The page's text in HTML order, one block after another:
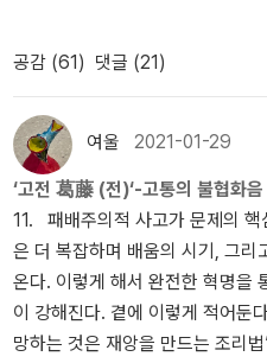
습 때문에 개인의 젠더는 대개 널
에 성적 신호를 신체에 재배정하
부이다. 그 신호는 뒤쪽에서 앞쪽
관심을 받기에 적절한 장소로 이
등의 성적신호는 어쩌면 직립보
프란 스 발의 책은 세번째다. 역시
재확인하고 젠데에 관한 새로운
던 내용이 많아서 2번으로 나눠야
정 부분에서 인간보다 뛰어난 인
개 이상 숨겨 놓는다. 그리고 겨울
적으로 재밌게 봤다. 신기하고 놀
않았다. 애니메이션이나 영화 등
는 것을 너무 많이 봐서 일까? 침팬지의 정치와 권력 투쟁, 권모술
수를 다룬 저자의 다른 책 <침팬
고 <군주론>도 이런 침팬지의 마
움이 되는 책이라 읽어보고 싶다.
니다.참고로, 김기영 선생이 을유
<오이디푸스 왕 외> <메데이아>
고하시길 바랍니다. 로버트 페이건이라는 학자가 영역한 penguin cl
assic 판 소포클레스의 <The
만, 앞에 해설도 충실하여 같이 읽
극을 읽기의 끝판왕은 아리스토텔
아리스토텔레스가 제시한 분석틀
좋은 독서가 될 것입니다. 니체는
체의 중요한 문제의식이 집약된 <
트도 아니며 한 차원 깊은 비극 공
뒤로...2. 아리스토텔레스 <시학>
침하는 실험들과 사건 보도를 하
추적해서 인류가 그동안 받고 있
작업했다. 파리 대왕. 첫 번째 털
받게 해준 파리 대왕이다. 파리가
맞았다. 그 파리. 하지만 곤충 파리
(바알제붑)' 이고, 바알즈붑은 '높
h dwelling)' 이라고 불린 바알을
l)은 고대 가나안 일대에서 숭배
주인이라는 뜻이고 'al(알)'은 신이
이라는 뜻이지만, 유대인에게는
은 바알을 멸칭으로 파리 대왕으
공감 (61) 댓글 (21)
여울 2021-01-29
‘고전 葛藤 (전)‘-고통의 불협화
11. 패배주의적 사고가 문제의 핵심이라고 생각했다. 일의 진행 양상
은 더 복잡하며 배움의 시기, 그리
온다. 이렇게 해서 완전한 혁명을
이 강해진다. 곁에 이렇게 적어둔
망하는 것은 재앙을 만드는 조리법”이다. 819 <경